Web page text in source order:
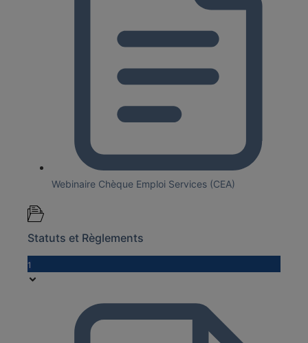
Webinaire Chèque Emploi Services (CEA)
Statuts et Règlements
1